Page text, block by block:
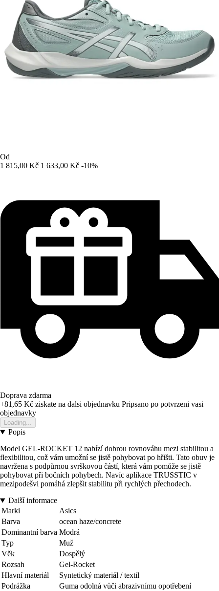
Od
1 815,00 Kč 1 633,00 Kč -10%
Doprava zdarma
+81,65 Kč ziskate na dalsi objednavku Pripsano po potvrzeni vasi
objednavky
Loading...
Popis
Model GEL-ROCKET 12 nabízí dobrou rovnováhu mezi stabilitou a
flexibilitou, což vám umožní se jistě pohybovat po hřišti. Tato obuv je
navržena s podpůrnou svrškovou částí, která vám pomůže se jistě
pohybovat při bočních pohybech. Navíc aplikace TRUSSTIC v
mezipodešvi pomáhá zlepšit stabilitu při rychlých přechodech.
Další informace
Marki
Asics
Barva
ocean haze/concrete
Dominantní barva Modrá
Typ
Muž
Věk
Dospělý
Rozsah
Gel-Rocket
Hlavní materiál
Syntetický materiál / textil
Podrážka
Guma odolná vůči abrazivnímu opotřebení